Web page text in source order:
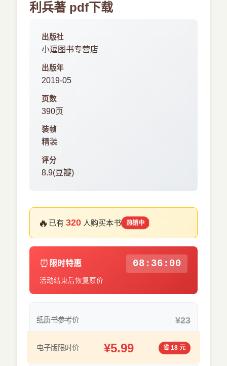
利兵著 pdf下载
出版社
小逗图书专营店
出版年
2019-05
页数
390页
装帧
精装
评分
8.9(豆瓣)
🔥 已有320 人购买本书 热销中
⏰ 限时特惠 08:35:59
活动结束后恢复原价
纸质书参考价 ¥23
电子版限时价 ¥5.99 省 18 元